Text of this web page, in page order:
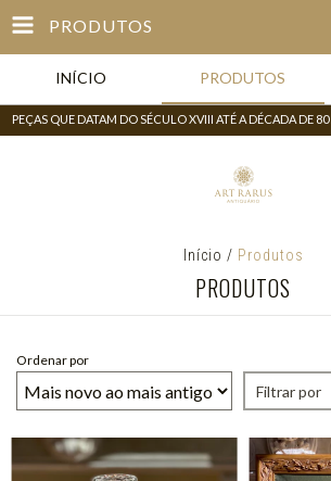
PRODUTOS
INÍCIO PRODUTOS
PEÇAS QUE DATAM DO SÉCULO XVIII ATÉ A DÉCADA DE
Início / Produtos
PRODUTOS
Ordenar por
Filtrar por